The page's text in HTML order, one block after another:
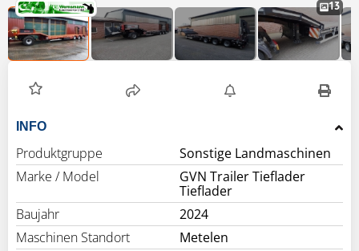
13
INFO
Produktgruppe
Sonstige Landmaschinen
Marke / Model
GVN Trailer Tieflader
Tieflader
Baujahr
2024
Maschinen Standort
Metelen